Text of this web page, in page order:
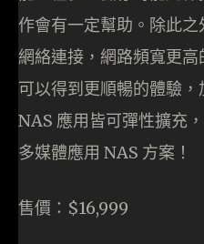
作會有一定幫助。除此
網絡連接，網路頻寬更
可以得到更順暢的體驗
NAS 應用皆可彈性擴充
多媒體應用 NAS 方案！
售價：$16,999